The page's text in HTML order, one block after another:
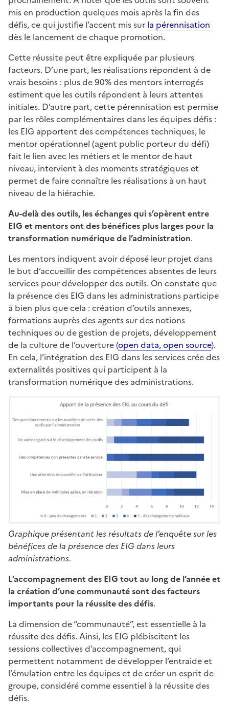
mis en production quelques mois après la fin des
défis, ce qui justifie l’accent mis sur la pérennisation
dès le lancement de chaque promotion.
Cette réussite peut être expliquée par plusieurs
facteurs. D’une part, les réalisations répondent à de
vrais besoins : plus de 90% des mentors interrogés
estiment que les outils répondent à leurs attentes
initiales. D’autre part, cette pérennisation est permise
par les rôles complémentaires dans les équipes défis :
les EIG apportent des compétences techniques, le
mentor opérationnel (agent public porteur du défi)
fait le lien avec les métiers et le mentor de haut
niveau, intervient à des moments stratégiques et
permet de faire connaître les réalisations à un haut
niveau de la hiérachie.
Au-delà des outils, les échanges qui s’opèrent entre
EIG et mentors ont des bénéfices plus larges pour la
transformation numérique de l’administration.
Les mentors indiquent avoir déposé leur projet dans
le but d’accueillir des compétences absentes de leurs
services pour développer des outils. On constate que
la présence des EIG dans les administrations participe
à bien plus que cela : création d’outils annexes,
formations auprès des agents sur des notions
techniques ou de gestion de projets, développement
de la culture de l’ouverture (open data, open source).
En cela, l’intégration des EIG dans les services crée des
externalités positives qui participent à la
transformation numérique des administrations.
Graphique présentant les résultats de l’enquête sur les
bénéfices de la présence des EIG dans leurs
administrations.
L’accompagnement des EIG tout au long de l’année et
la création d’une communauté sont des facteurs
importants pour la réussite des défis.
La dimension de “communauté”, est essentielle à la
réussite des défis. Ainsi, les EIG plébiscitent les
sessions collectives d’accompagnement, qui
permettent notamment de développer l’entraide et
l’émulation entre les équipes et de créer un esprit de
groupe, considéré comme essentiel à la réussite des
défis.